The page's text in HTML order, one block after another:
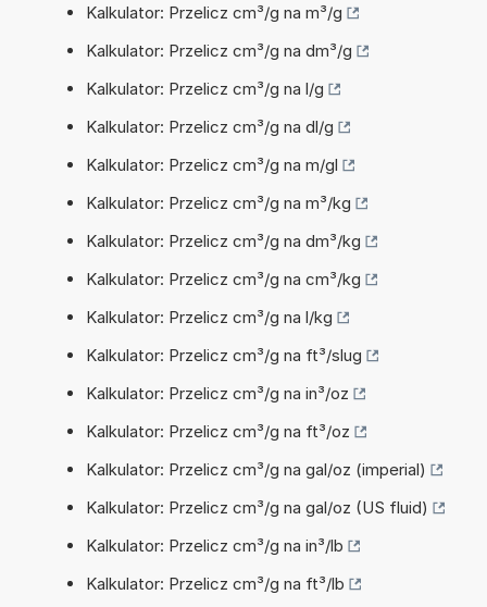
Kalkulator: Przelicz cm³/g na m³/g
Kalkulator: Przelicz cm³/g na dm³/g
Kalkulator: Przelicz cm³/g na l/g
Kalkulator: Przelicz cm³/g na dl/g
Kalkulator: Przelicz cm³/g na m/gl
Kalkulator: Przelicz cm³/g na m³/kg
Kalkulator: Przelicz cm³/g na dm³/kg
Kalkulator: Przelicz cm³/g na cm³/kg
Kalkulator: Przelicz cm³/g na l/kg
Kalkulator: Przelicz cm³/g na ft³/slug
Kalkulator: Przelicz cm³/g na in³/oz
Kalkulator: Przelicz cm³/g na ft³/oz
Kalkulator: Przelicz cm³/g na gal/oz (imperial)
Kalkulator: Przelicz cm³/g na gal/oz (US fluid)
Kalkulator: Przelicz cm³/g na in³/lb
Kalkulator: Przelicz cm³/g na ft³/lb